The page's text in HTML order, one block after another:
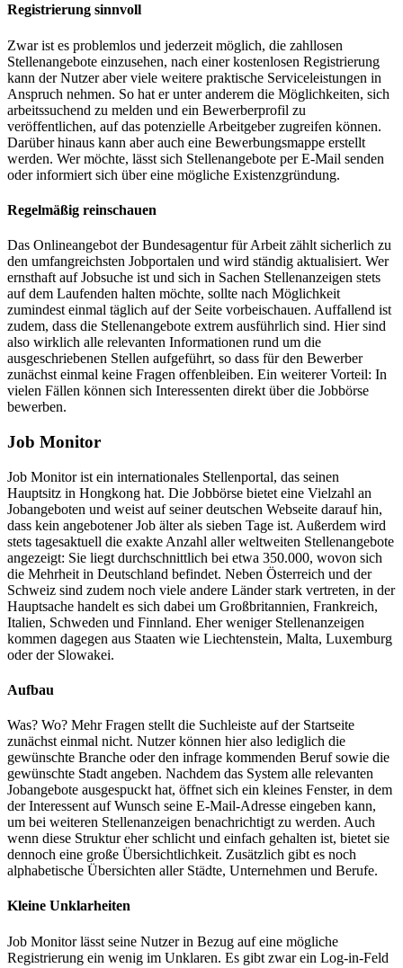
Registrierung sinnvoll
Zwar ist es problemlos und jederzeit möglich, die zahllosen
Stellenangebote einzusehen, nach einer kostenlosen Registrierung
kann der Nutzer aber viele weitere praktische Serviceleistungen in
Anspruch nehmen. So hat er unter anderem die Möglichkeiten, sich
arbeitssuchend zu melden und ein Bewerberprofil zu
veröffentlichen, auf das potenzielle Arbeitgeber zugreifen können.
Darüber hinaus kann aber auch eine Bewerbungsmappe erstellt
werden. Wer möchte, lässt sich Stellenangebote per E-Mail senden
oder informiert sich über eine mögliche Existenzgründung.
Regelmäßig reinschauen
Das Onlineangebot der Bundesagentur für Arbeit zählt sicherlich zu
den umfangreichsten Jobportalen und wird ständig aktualisiert. Wer
ernsthaft auf Jobsuche ist und sich in Sachen Stellenanzeigen stets
auf dem Laufenden halten möchte, sollte nach Möglichkeit
zumindest einmal täglich auf der Seite vorbeischauen. Auffallend ist
zudem, dass die Stellenangebote extrem ausführlich sind. Hier sind
also wirklich alle relevanten Informationen rund um die
ausgeschriebenen Stellen aufgeführt, so dass für den Bewerber
zunächst einmal keine Fragen offenbleiben. Ein weiterer Vorteil: In
vielen Fällen können sich Interessenten direkt über die Jobbörse
bewerben.
Job Monitor
Job Monitor ist ein internationales Stellenportal, das seinen
Hauptsitz in Hongkong hat. Die Jobbörse bietet eine Vielzahl an
Jobangeboten und weist auf seiner deutschen Webseite darauf hin,
dass kein angebotener Job älter als sieben Tage ist. Außerdem wird
stets tagesaktuell die exakte Anzahl aller weltweiten Stellenangebote
angezeigt: Sie liegt durchschnittlich bei etwa 350.000, wovon sich
die Mehrheit in Deutschland befindet. Neben Österreich und der
Schweiz sind zudem noch viele andere Länder stark vertreten, in der
Hauptsache handelt es sich dabei um Großbritannien, Frankreich,
Italien, Schweden und Finnland. Eher weniger Stellenanzeigen
kommen dagegen aus Staaten wie Liechtenstein, Malta, Luxemburg
oder der Slowakei.
Aufbau
Was? Wo? Mehr Fragen stellt die Suchleiste auf der Startseite
zunächst einmal nicht. Nutzer können hier also lediglich die
gewünschte Branche oder den infrage kommenden Beruf sowie die
gewünschte Stadt angeben. Nachdem das System alle relevanten
Jobangebote ausgespuckt hat, öffnet sich ein kleines Fenster, in dem
der Interessent auf Wunsch seine E-Mail-Adresse eingeben kann,
um bei weiteren Stellenanzeigen benachrichtigt zu werden. Auch
wenn diese Struktur eher schlicht und einfach gehalten ist, bietet sie
dennoch eine große Übersichtlichkeit. Zusätzlich gibt es noch
alphabetische Übersichten aller Städte, Unternehmen und Berufe.
Kleine Unklarheiten
Job Monitor lässt seine Nutzer in Bezug auf eine mögliche
Registrierung ein wenig im Unklaren. Es gibt zwar ein Log-in-Feld